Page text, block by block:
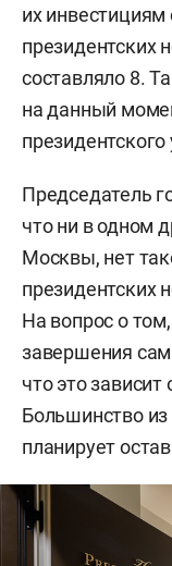
их инвестициям
президентских
составляло 8.
на данный
Председатель
что ни в одном
Москвы, нет
президентских
На вопрос о
завершения
что это
Большинство из
планирует